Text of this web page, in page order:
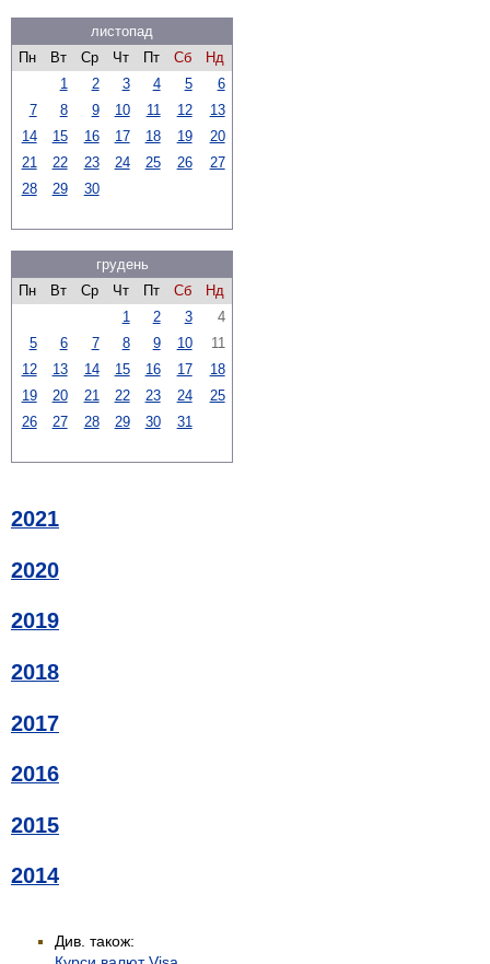
листопад
Пн
Вт Ср Чт Пт Сб
Нд
1
2 3 4 5
6
7
8 9 10 11 12
13
14
15 16 17 18 19
20
21
22 23 24 25 26
27
28
29 30
грудень
Пн
Вт Ср Чт Пт Сб
Нд
1
2 3
4
5
6 7 8 9 10
11
12
13 14 15 16 17
18
19
20 21 22 23 24
25
26
27 28 29 30 31
2021
2020
2019
2018
2017
2016
2015
2014
Див. також: